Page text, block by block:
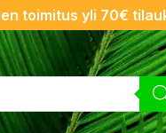
toimitus yli 70€